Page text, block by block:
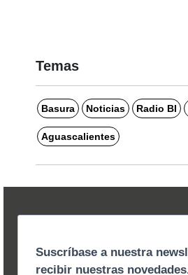
Temas
Basura Noticias Radio BI
Aguascalientes